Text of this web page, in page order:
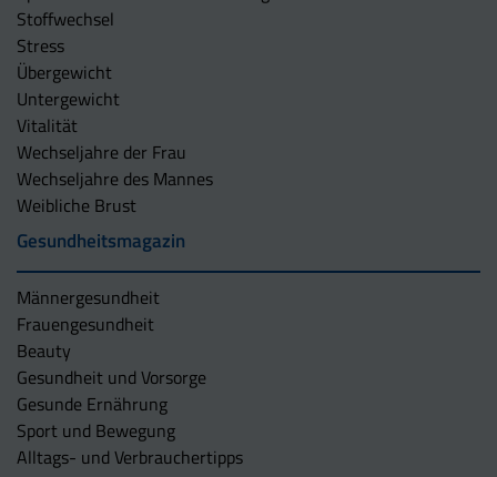
Stoffwechsel
Stress
Übergewicht
Untergewicht
Vitalität
Wechseljahre der Frau
Wechseljahre des Mannes
Weibliche Brust
Gesundheitsmagazin
Männergesundheit
Frauengesundheit
Beauty
Gesundheit und Vorsorge
Gesunde Ernährung
Sport und Bewegung
Alltags- und Verbrauchertipps